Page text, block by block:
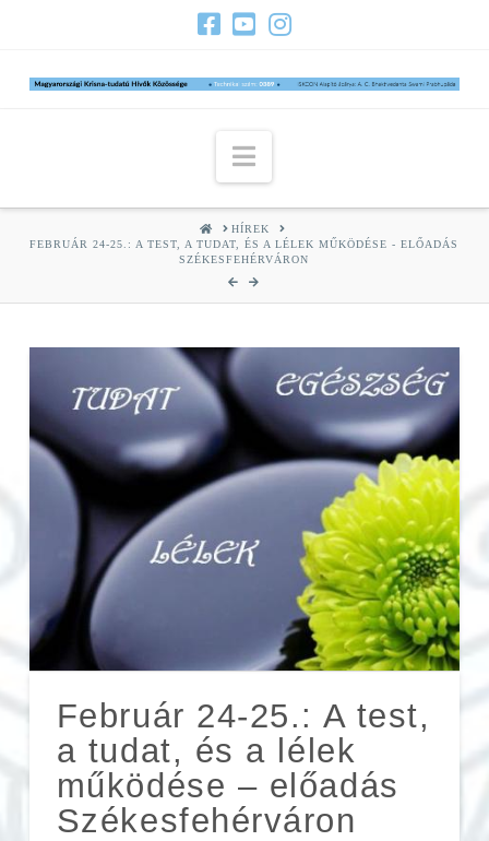
Navigation
HOMEHÍREK
FEBRUÁR 24-25.: A TEST, A TUDAT, ÉS A LÉLEK MŰKÖDÉSE - ELŐADÁS
SZÉKESFEHÉRVÁRON
Február 24-25.: A test,
a tudat, és a lélek
működése – előadás
Székesfehérváron